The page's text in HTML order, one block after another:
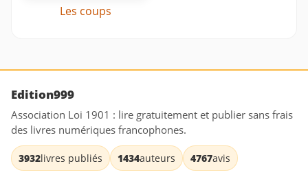
Les coups
Edition999
Association Loi 1901 : lire gratuitement et publier sans frais
des livres numériques francophones.
3932livres publiés 1434auteurs 4767avis